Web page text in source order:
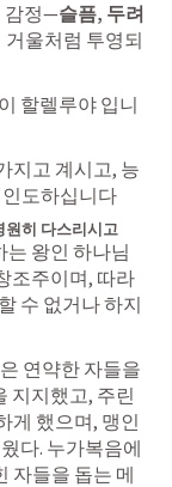
감정—슬픔, 두려
울처럼 투영되
할렐루야 입니
지고 계시고, 능
도하십니다
원히 다스리시고
왕인 하나님
조주이며, 따라
수 없거나 하지
연약한 자들을
지지했고, 주린
게 했으며, 맹인
다. 누가복음에
자들을 돕는 메